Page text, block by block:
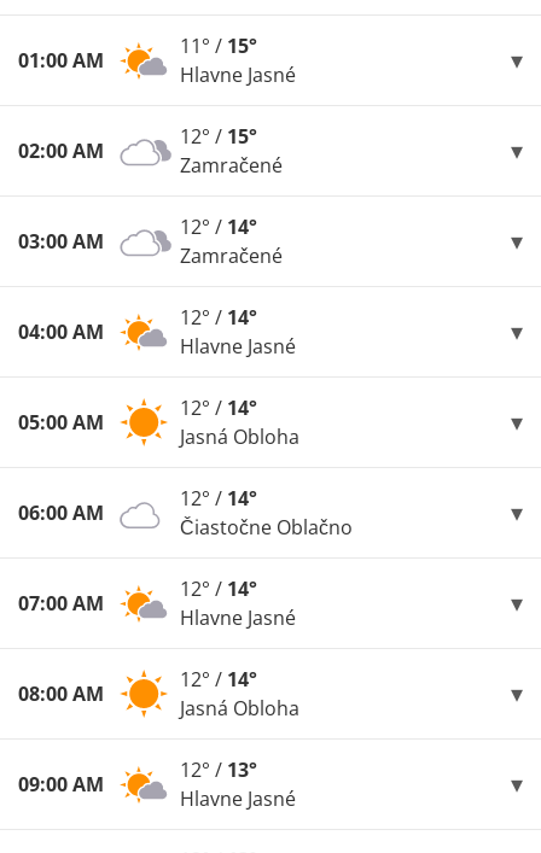
01:00 AM
11° / 15°
Hlavne Jasné
02:00 AM
12° / 15°
Zamračené
03:00 AM
12° / 14°
Zamračené
04:00 AM
12° / 14°
Hlavne Jasné
05:00 AM
12° / 14°
Jasná Obloha
06:00 AM
12° / 14°
Čiastočne Oblačno
07:00 AM
12° / 14°
Hlavne Jasné
08:00 AM
12° / 14°
Jasná Obloha
09:00 AM
12° / 13°
Hlavne Jasné